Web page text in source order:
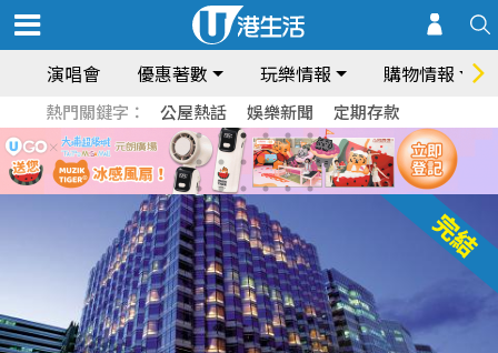
演唱會 優惠著數 玩樂情報 購物情報
熱門關鍵字： 公屋熱話 娛樂新聞 定期存款